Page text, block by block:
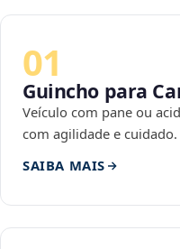
01
Guincho para
Veículo com pane ou
com agilidade e cuidado.
SAIBA MAIS